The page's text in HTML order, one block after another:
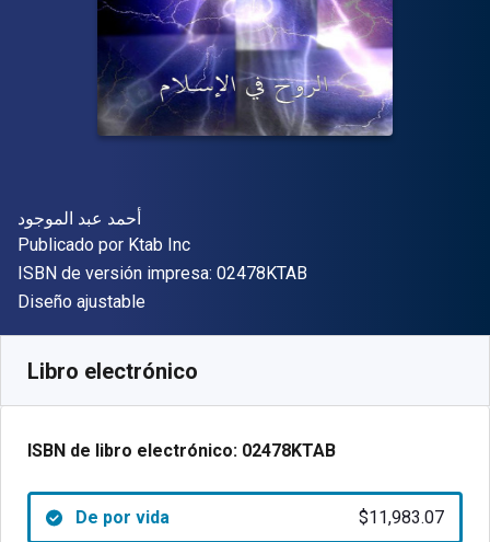
Autor(es)
أحمد عبد الموجود
Editor
Publicado por Ktab Inc
ISBN de versión impresa: 02478KTAB"ISBN-13 02478KTAB"
Formato
Diseño ajustable
Libro electrónico
ISBN de libro electrónico: 02478KTAB
De por vida $11,983.07